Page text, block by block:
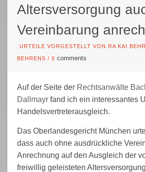
Altersversorgung
Vereinbarung
URTEILE VORGESTELLT VON RA KAI
BEHRENS / 0 comments
Auf der Seite der Rechtsanwälte
Dallmayrfand ich ein interessantes
Handelsvertreterausgleich.
Das Oberlandesgericht München
dass auch ohne ausdrückliche
Anrechnung auf den Ausgleich der
freiwillig geleisteten